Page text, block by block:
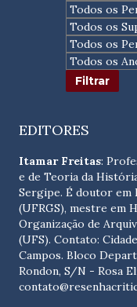
EDITORES
Itamar Freitas:
e de Teoria da
Sergipe. É doutor em
(UFRGS), mestre em
Organização de
(UFS). Contato:
Campos. Bloco
Rondon, S/N - Rosa